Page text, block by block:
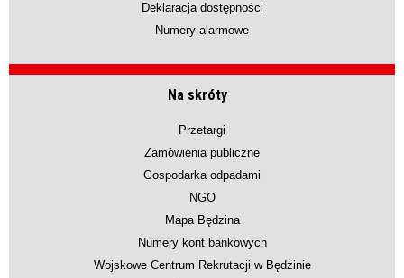
Deklaracja dostępności
Numery alarmowe
Na skróty
Przetargi
Zamówienia publiczne
Gospodarka odpadami
NGO
Mapa Będzina
Numery kont bankowych
Wojskowe Centrum Rekrutacji w Będzinie